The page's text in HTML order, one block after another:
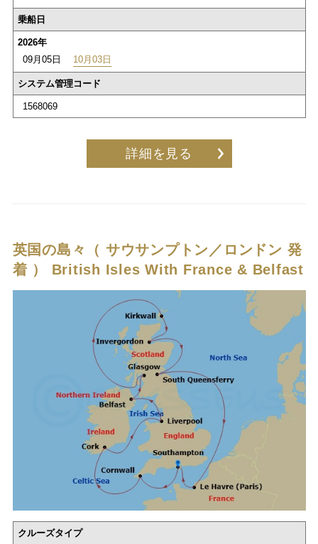
乗船日
2026年
09月05日
10月03日
システム管理コード
1568069
詳細を見る
英国の島々（ サウサンプトン／ロンドン 発
着 ） British Isles With France & Belfast
クルーズタイプ